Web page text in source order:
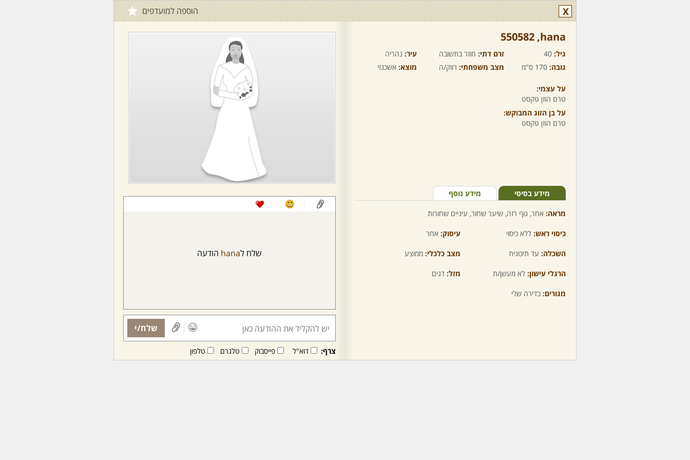
X הוספה למועדפים
hana,‏ 550582
גיל: 40 זרם דתי: חוזר בתשובה עיר: נהריה
גובה: 170 ס"מ מצב משפחתי: רווק/ה מוצא: אשכנזי
על עצמי:
טרם הוזן טקסט
על בן הזוג המבוקש:
טרם הוזן טקסט
מידע בסיסי מידע נוסף
מראה: אחר, גוף רזה, שיער שחור, עיניים שחורות
כיסוי ראש: ללא כיסוי עיסוק: אחר
השכלה: עד תיכונית מצב כלכלי: ממוצע
הרגלי עישון: לא מעשן/ת מזל: דגים
מגורים: בדירה שלי
שלח לhana הודעה
שלח/י
צרף: דוא"ל פייסבוק טלגרם טלפון